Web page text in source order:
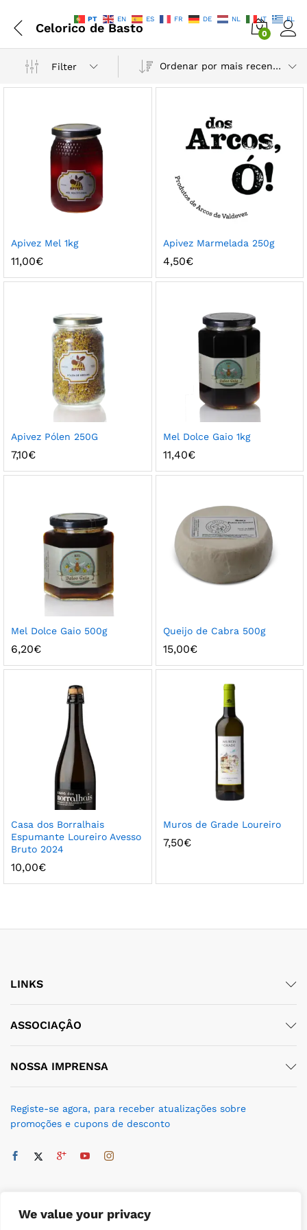
We value your privacy
Celorico de Basto 0
Filter Ordenar por mais recentes
Apivez Mel 1kg
11,00€
Apivez Marmelada 250g
4,50€
Apivez Pólen 250G
7,10€
Mel Dolce Gaio 1kg
11,40€
Mel Dolce Gaio 500g
6,20€
Queijo de Cabra 500g
15,00€
Casa dos Borralhais
Espumante Loureiro Avesso
Bruto 2024
10,00€
Muros de Grade Loureiro
7,50€
LINKS
ASSOCIAÇÂO
NOSSA IMPRENSA
Registe-se agora, para receber atualizações sobre
promoções e cupons de desconto
PT EN ES FR DE NL IT EL